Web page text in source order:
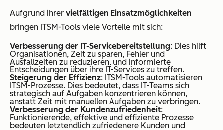
Aufgrund ihrer vielfältigen Einsatzmöglichkeiten
bringen ITSM-Tools viele Vorteile mit sich:
Verbesserung der IT-Servicebereitstellung: Dies hilft
Organisationen, Zeit zu sparen, Fehler und
Ausfallzeiten zu reduzieren, und informierte
Entscheidungen über ihre IT-Services zu treffen.
Steigerung der Effizienz: ITSM-Tools automatisieren
ITSM-Prozesse. Dies bedeutet, dass IT-Teams sich
strategisch auf Aufgaben konzentrieren können,
anstatt Zeit mit manuellen Aufgaben zu verbringen.
Verbesserung der Kundenzufriedenheit:
Funktionierende, effektive und effiziente Prozesse
bedeuten letztendlich zufriedenere Kunden und